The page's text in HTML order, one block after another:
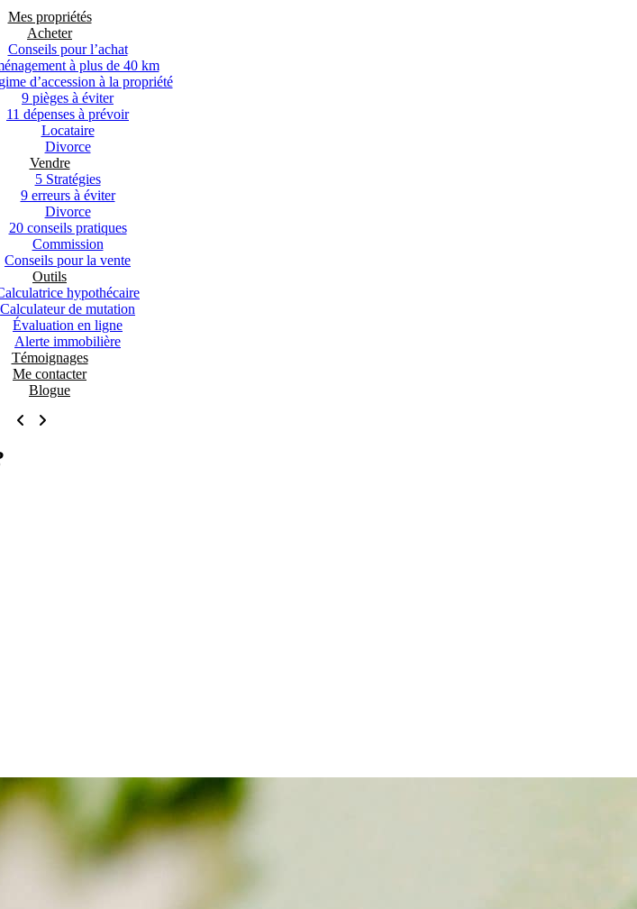
Mes propriétés
Acheter
Conseils pour l’achat
à plus de 40 km
d’accession à la propriété
9 pièges à éviter
11 dépenses à prévoir
Locataire
Divorce
Vendre
5 Stratégies
9 erreurs à éviter
Divorce
20 conseils pratiques
Commission
Conseils pour la vente
Outils
hypothécaire
Calculateur de mutation
Évaluation en ligne
Alerte immobilière
Témoignages
Me contacter
Blogue